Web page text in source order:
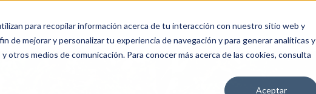
para recopilar información acerca de tu interacción con nuestro sitio web y
de mejorar y personalizar tu experiencia de navegación y para generar analíticas y
medios de comunicación. Para conocer más acerca de las cookies, consulta
Aceptar
HACEMOS ÚNETE CA4 MEDIA